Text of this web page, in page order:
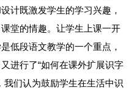
计既激发学生的学习兴趣，
堂的情趣。让学生上课一开
低段语文教学的一个重点，
进行了“如何在课外扩展识字
我们认为鼓励学生在生活中识